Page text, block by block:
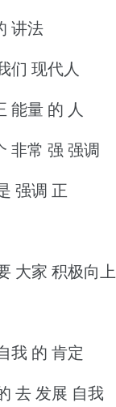
讲法
们 现代人
能量 的 人
非常 强 强调
强调 正
大家 积极向上
我 的 肯定
去 发展 自我